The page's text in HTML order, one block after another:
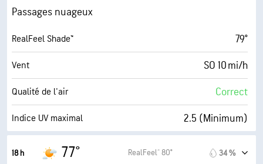
Humidité
Point de rosée 71° F
AccuLumen Brightness Index™ 6 (Moyenne)
Couverture nuageuse 70 %
Visibilité 10 mi
Passages nuageux
RealFeel Shade™ 79°
Vent SO 10 mi/h
Qualité de l'air Correct
Indice UV maximal 2.5 (Minimum)
18 h 77° RealFeel® 80° 34 %